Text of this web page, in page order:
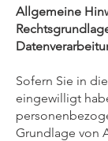
Allgemeine
Sofern Sie in
eingewilligt
Grundlage von